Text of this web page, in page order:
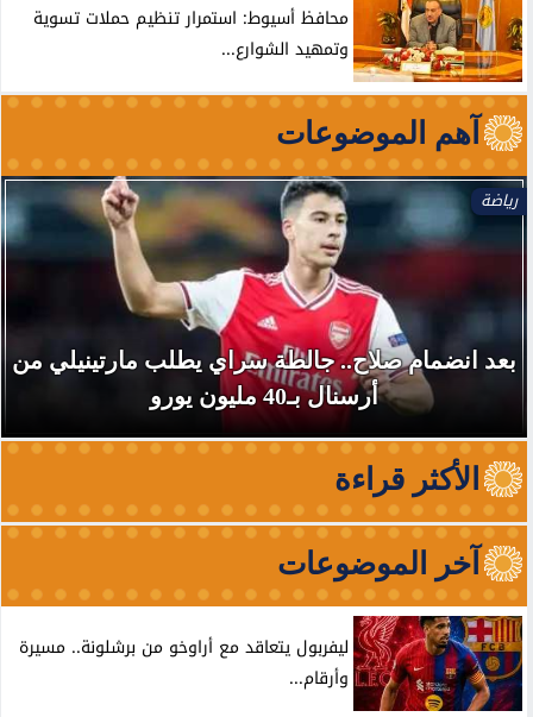
محافظ أسيوط: استمرار تنظيم حملات تسوية
وتمهيد الشوارع...
آهم الموضوعات
رياضة
بعد انضمام صلاح.. جالطة سراي يطلب مارتينيلي من
أرسنال بـ40 مليون يورو
الأكثر قراءة
آخر الموضوعات
ليفربول يتعاقد مع أراوخو من برشلونة.. مسيرة
وأرقام...